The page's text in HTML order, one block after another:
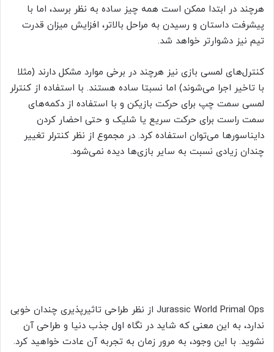
هرچند در ابتدا ممکن است همه چیز ساده به نظر برسد، اما با
پیشرفت داستان و رسیدن به مراحل بالاتر، افزایش میزان قدرت
تیم نیز دشوارتر خواهد شد.
کنترل‌های لمسی بازی نیز هرچند در برخی موارد مشکل دارند (مثلا
با تاخیر اجرا می‌شوند) اما نسبتا ساده هستند. با استفاده از کنترلر
لمسی سمت چپ برای حرکت بازیکن و با استفاده از دکمه‌های
سمت راست برای حرکت سریع یا شلیک و حتی احضار کردن
دایناسورها می‌توان استفاده کرد. در مجموع از نظر کنترلر تغییر
چندان زیادی نسبت به سایر بازی‌ها دیده نمی‌شود.
Jurassic World Primal Ops از نظر طراحی تاثیرپذیری چندان خوبی
ندارد، به این معنی که شاید در نگاه اول جذب دنیا و طراحی آن
نشوید. با این وجود، به مرور زمان به تجربه آن عادت خواهید کرد.